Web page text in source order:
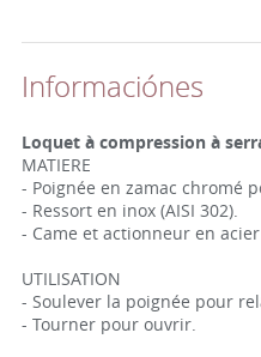
Informaciónes
Loquet à compression à
MATIERE
- Poignée en zamac chromé
- Ressort en inox (AISI 302).
- Came et actionneur en acier
UTILISATION
- Soulever la poignée pour
- Tourner pour ouvrir.